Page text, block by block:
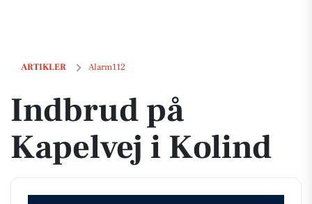
ARTIKLER Alarm112
Indbrud på Kapelvej i Kolind
Indbrud på
Kapelvej i Kolind